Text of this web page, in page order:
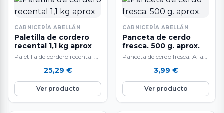
CARNICERÍA ABELLÁN
Paletilla de cordero
recental 1,1 kg aprox
Paletilla de cordero recental A
25,29 €
Ver producto
CARNICERÍA ABELLÁN
Panceta de cerdo
fresca. 500 g. aprox.
Panceta de cerdo fresca. A la
aproximadamente. La carne
de…
3,99 €
Ver producto